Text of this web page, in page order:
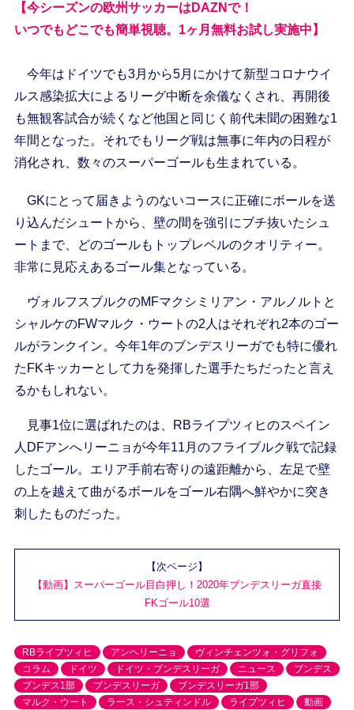
【今シーズンの欧州サッカーはDAZNで！
いつでもどこでも簡単視聴。1ヶ月無料お試し実施中】
今年はドイツでも3月から5月にかけて新型コロナウイ
ルス感染拡大によるリーグ中断を余儀なくされ、再開後
も無観客試合が続くなど他国と同じく前代未聞の困難な1
年間となった。それでもリーグ戦は無事に年内の日程が
消化され、数々のスーパーゴールも生まれている。
GKにとって届きようのないコースに正確にボールを送
り込んだシュートから、壁の間を強引にブチ抜いたシュ
ートまで、どのゴールもトップレベルのクオリティー。
非常に見応えあるゴール集となっている。
ヴォルフスブルクのMFマクシミリアン・アルノルトと
シャルケのFWマルク・ウートの2人はそれぞれ2本のゴー
ルがランクイン。今年1年のブンデスリーガでも特に優れ
たFKキッカーとして力を発揮した選手たちだったと言え
るかもしれない。
見事1位に選ばれたのは、RBライプツィヒのスペイン
人DFアンへリーニョが今年11月のフライブルク戦で記録
したゴール。エリア手前右寄りの遠距離から、左足で壁
の上を越えて曲がるボールをゴール右隅へ鮮やかに突き
刺したものだった。
【次ページ】
【動画】スーパーゴール目白押し！2020年ブンデスリーガ直接
FKゴール10選
RBライプツィヒ アンヘリーニョ
ヴィンチェンツォ・グリフォ
コラム
ドイツ ドイツ・ブンデスリーガ ニュース
ブンデス
ブンデス1部
ブンデスリーガ
ブンデスリーガ1部
マルク・ウート
ラース・シュティンドル ライプツィヒ
動画